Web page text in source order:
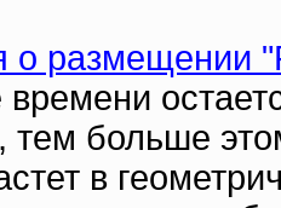
о размещении
тем больше
в